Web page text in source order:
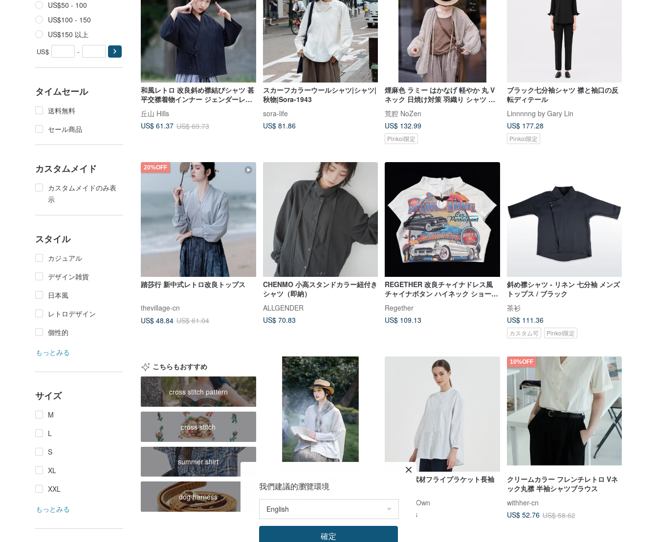
US$50 - 100
US$100 - 150
US$150 以上
US$ -
タイムセール
送料無料
セール商品
カスタムメイド
カスタムメイドのみ表
示
スタイル
カジュアル
デザイン雑貨
日本風
レトロデザイン
個性的
もっとみる
サイズ
M
L
S
XL
XXL
もっとみる
和風レトロ 改良斜め襟結びシャツ 甚
平交襟着物インナー ジェンダーレス
スタイル
丘山 Hills
US$ 61.37 US$ 69.73
スカーフカラーウールシャツ|シャツ|
秋物|Sora-1943
sora-life
US$ 81.86
煙麻色 ラミー はかなげ 軽やか 丸 V
ネック 日焼け対策 羽織り シャツ ブ
ラウス 2026 春夏
荒腔 NoZen
US$ 132.99
Pinkoi限定
ブラック七分袖シャツ 襟と袖口の反
転ディテール
Linnnnng by Gary Lin
US$ 177.28
Pinkoi限定
20%OFF
踏莎行 新中式レトロ改良トップス
thevillage-cn
US$ 48.84 US$ 61.04
CHENMO 小高スタンドカラー紐付き
シャツ（即納）
ALLGENDER
US$ 70.83
REGETHER 改良チャイナドレス風
チャイナボタン ハイネック ショート
丈 T シャツ -Y2K02
Regether
US$ 109.13
斜め襟シャツ - リネン 七分袖 メンズ
トップス / ブラック
茶衫
US$ 111.36
カスタム可 Pinkoi限定
こちらもおすすめ
cross stitch pattern
cross stitch
summer shirt
dog harness
ップショルダー襟付きボーイフレン
ドビッグシャツ
荒腔 NoZen
US$ 104.90
Pinkoi限定
コットン素材フライプラケット長袖
On One's Own
US$ 76.28
10%OFF
クリームカラー フレンチレトロ Vネ
ック丸襟 半袖シャツブラウス
withher-cn
US$ 52.76 US$ 58.62
我們建議的瀏覽環境
確定